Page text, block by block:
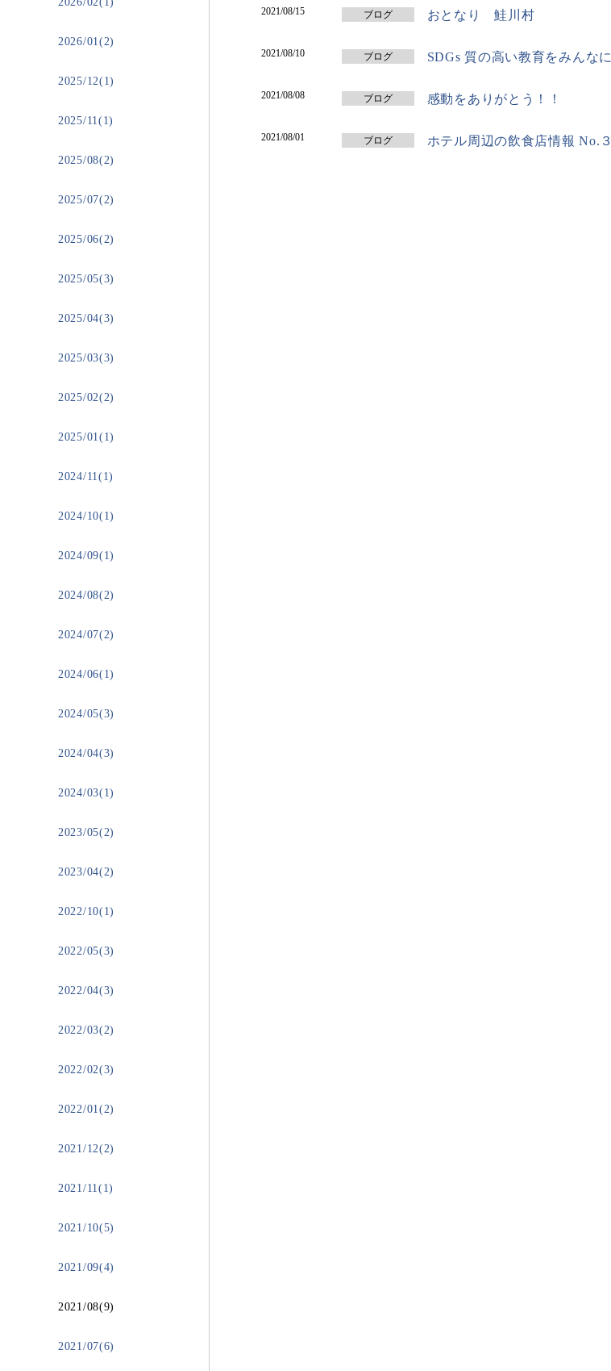
2026/01(2)
2025/12(1)
2025/11(1)
2025/08(2)
2025/07(2)
2025/06(2)
2025/05(3)
2025/04(3)
2025/03(3)
2025/02(2)
2025/01(1)
2024/11(1)
2024/10(1)
2024/09(1)
2024/08(2)
2024/07(2)
2024/06(1)
2024/05(3)
2024/04(3)
2024/03(1)
2023/05(2)
2023/04(2)
2022/10(1)
2022/05(3)
2022/04(3)
2022/03(2)
2022/02(3)
2022/01(2)
2021/12(2)
2021/11(1)
2021/10(5)
2021/09(4)
2021/08(9)
2021/07(6)
2021/08/15 ブログ おとなり 鮭川村
2021/08/10 ブログ SDGs 質の高い教育をみんなに
2021/08/08 ブログ 感動をありがとう！！
2021/08/01 ブログ ホテル周辺の飲食店情報 No.３